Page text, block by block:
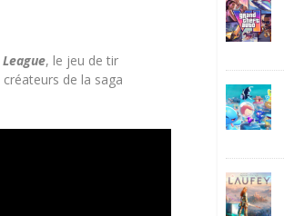
, le jeu de tir
créateurs de la saga